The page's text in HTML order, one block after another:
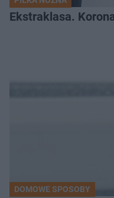
Ekstraklasa.
DOMOWE SPOSOBY